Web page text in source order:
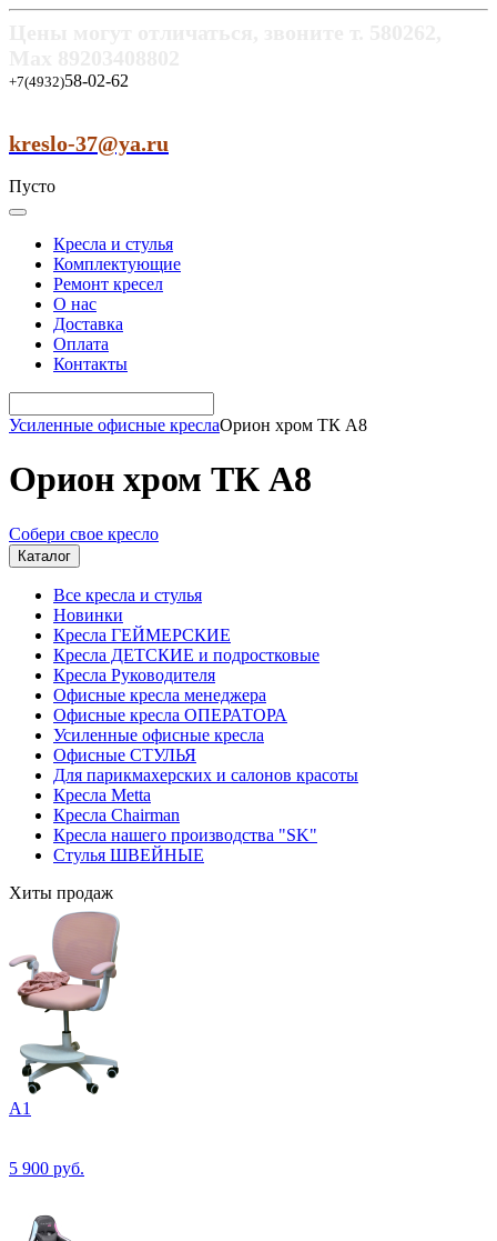
+7(4932)58-02-62
kreslo-37@ya.ru
Пусто
Кресла и стулья
Комплектующие
Ремонт кресел
О нас
Доставка
Оплата
Контакты
Усиленные офисные креслаОрион хром ТК А8
Орион хром ТК А8
Собери свое кресло
Каталог
Все кресла и стулья
Новинки
Кресла ГЕЙМЕРСКИЕ
Кресла ДЕТСКИЕ и подростковые
Кресла Руководителя
Офисные кресла менеджера
Офисные кресла ОПЕРАТОРА
Усиленные офисные кресла
Офисные СТУЛЬЯ
Для парикмахерских и салонов красоты
Кресла Metta
Кресла Chairman
Кресла нашего производства "SK"
Стулья ШВЕЙНЫЕ
Хиты продаж
А1
5 900 руб.